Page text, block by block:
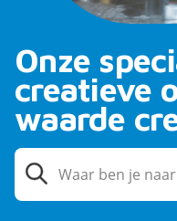
Onze
creatieve
waarde